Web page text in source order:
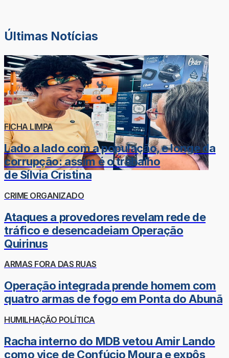
Últimas Notícias
FICHA LIMPA
Lado a lado com a população, e longe da
corrupção: assim é o trabalho
de Sílvia Cristina
CRIME ORGANIZADO
Ataques a provedores revelam rede de
tráfico e desencadeiam Operação
Quirinus
ARMAS FORA DAS RUAS
Operação integrada prende homem com
quatro armas de fogo em Ponta do Abunã
HUMILHAÇÃO POLÍTICA
Racha interno do MDB vetou Amir Lando
como vice de Confúcio Moura e expôs